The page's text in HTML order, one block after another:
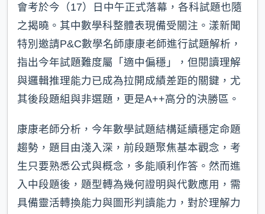
會考於今（17）日中午正式落幕，各科試題也隨
之揭曉。其中數學科整體表現備受關注。漾新聞
特別邀請P&C數學名師康康老師進行試題解析，
指出今年試題難度屬「適中偏穩」，但閱讀理解
與邏輯推理能力已成為拉開成績差距的關鍵，尤
其後段題組與非選題，更是A++高分的決勝區。
康康老師分析，今年數學試題結構延續穩定命題
趨勢，題目由淺入深，前段題聚焦基本觀念，考
生只要熟悉公式與概念，多能順利作答。然而進
入中段題後，題型轉為幾何證明與代數應用，需
具備靈活轉換能力與圖形判讀能力，對於理解力